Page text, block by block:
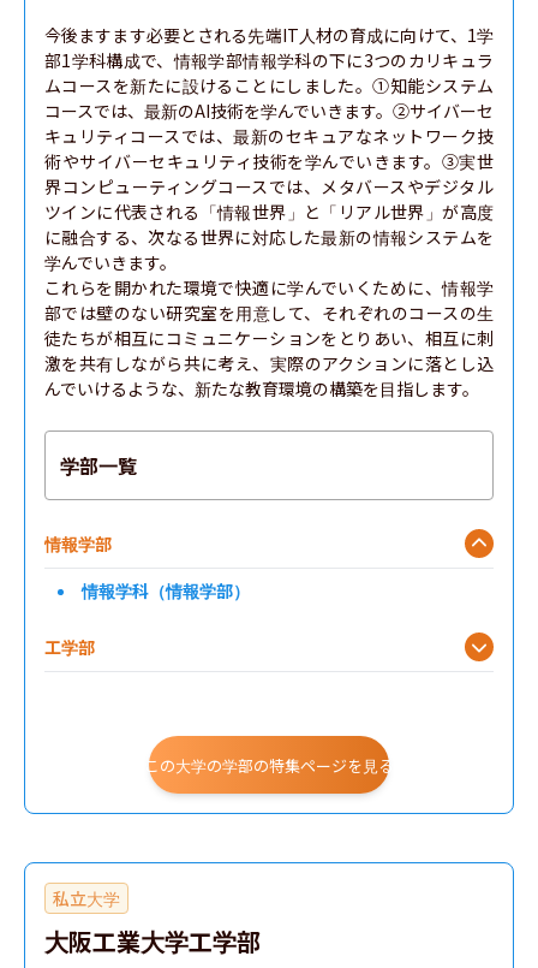
今後ますます必要とされる先端IT人材の育成に向けて、1学
部1学科構成で、情報学部情報学科の下に3つのカリキュラ
ムコースを新たに設けることにしました。①知能システム
コースでは、最新のAI技術を学んでいきます。②サイバーセ
キュリティコースでは、最新のセキュアなネットワーク技
術やサイバーセキュリティ技術を学んでいきます。③実世
界コンピューティングコースでは、メタバースやデジタル
ツインに代表される「情報世界」と「リアル世界」が高度
に融合する、次なる世界に対応した最新の情報システムを
学んでいきます。
これらを開かれた環境で快適に学んでいくために、情報学
部では壁のない研究室を用意して、それぞれのコースの生
徒たちが相互にコミュニケーションをとりあい、相互に刺
激を共有しながら共に考え、実際のアクションに落とし込
んでいけるような、新たな教育環境の構築を目指します。
学部一覧
情報学部
情報学科（情報学部）
工学部
この大学の学部の特集ページを見る
私立大学
大阪工業大学工学部